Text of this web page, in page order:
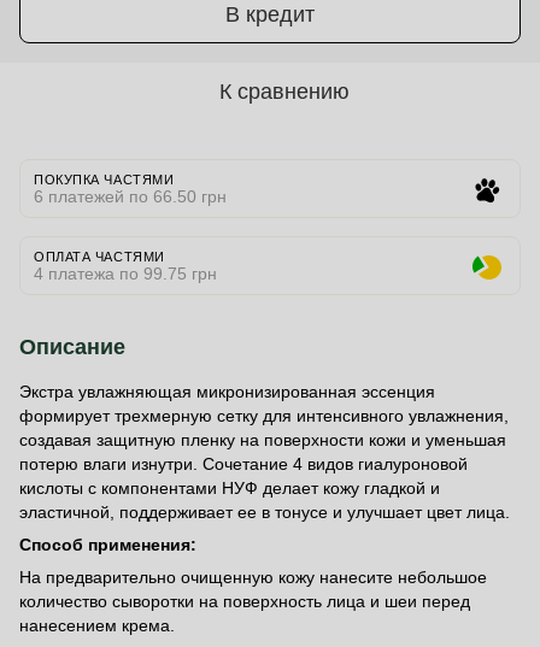
В кредит
К сравнению
ПОКУПКА ЧАСТЯМИ
6 платежей по 66.50 грн
ОПЛАТА ЧАСТЯМИ
4 платежа по 99.75 грн
Описание
Экстра увлажняющая микронизированная эссенция
формирует трехмерную сетку для интенсивного увлажнения,
создавая защитную пленку на поверхности кожи и уменьшая
потерю влаги изнутри. Сочетание 4 видов гиалуроновой
кислоты с компонентами НУФ делает кожу гладкой и
эластичной, поддерживает ее в тонусе и улучшает цвет лица.
Способ применения:
На предварительно очищенную кожу нанесите небольшое
количество сыворотки на поверхность лица и шеи перед
нанесением крема.